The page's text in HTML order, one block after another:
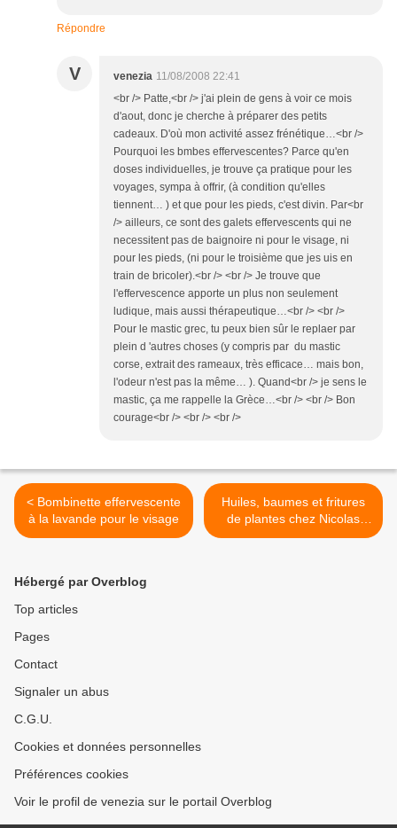
Répondre
V venezia 11/08/2008 22:41
<br /> Patte,<br /> j'ai plein de gens à voir ce mois
d'aout, donc je cherche à préparer des petits
cadeaux. D'où mon activité assez frénétique…<br />
Pourquoi les bmbes effervescentes? Parce qu'en
doses individuelles, je trouve ça pratique pour les
voyages, sympa à offrir, (à condition qu'elles
tiennent… ) et que pour les pieds, c'est divin. Par<br
/> ailleurs, ce sont des galets effervescents qui ne
necessitent pas de baignoire ni pour le visage, ni
pour les pieds, (ni pour le troisième que jes uis en
train de bricoler).<br /> <br /> Je trouve que
l'effervescence apporte un plus non seulement
ludique, mais aussi thérapeutique…<br /> <br />
Pour le mastic grec, tu peux bien sûr le replaer par
plein d 'autres choses (y compris par du mastic
corse, extrait des rameaux, très efficace… mais bon,
l'odeur n'est pas la même… ). Quand<br /> je sens le
mastic, ça me rappelle la Grèce…<br /> <br /> Bon
courage<br /> <br /> <br />
< Bombinette effervescente
à la lavande pour le visage
Huiles, baumes et fritures
de plantes chez Nicolas
Culpeper >
Hébergé par Overblog
Top articles
Pages
Contact
Signaler un abus
C.G.U.
Cookies et données personnelles
Préférences cookies
Voir le profil de venezia sur le portail Overblog